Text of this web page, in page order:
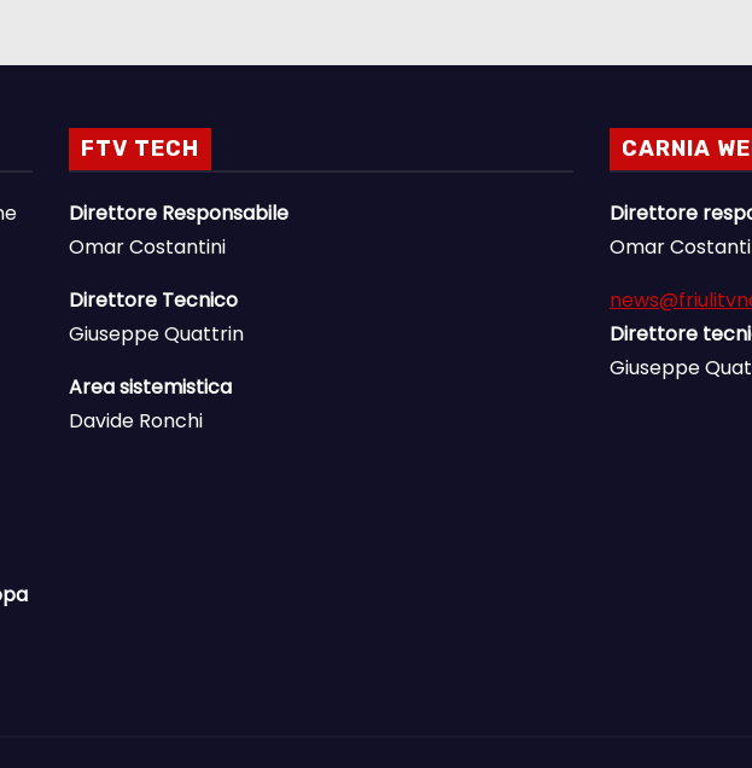
FTV TECH
Direttore Responsabile
Omar Costantini
Direttore Tecnico
Giuseppe Quattrin
Area sistemistica
Davide Ronchi
CARNIA
Direttore
Omar
Direttore
Giuseppe